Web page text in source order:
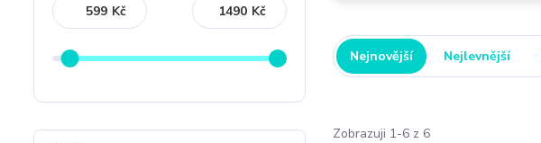
Nejnovější Nejlevnější
Zobrazuji 1-6 z 6
Kč Kč